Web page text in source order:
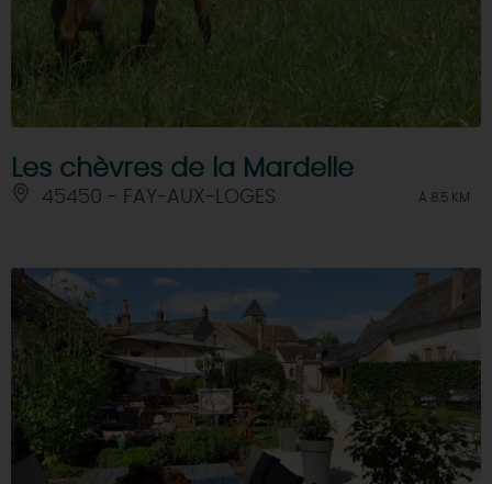
Les chèvres de la Mardelle
45450 - FAY-AUX-LOGES À 8.5 KM